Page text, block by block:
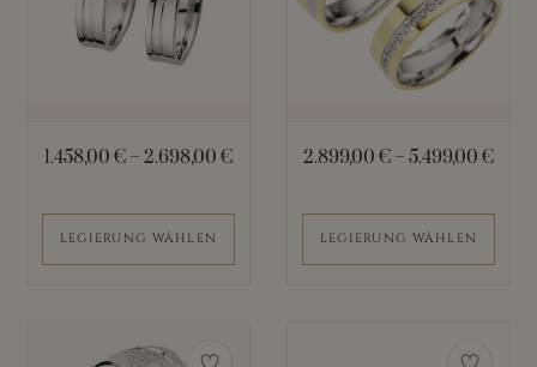
1.458,00 € – 2.698,00 €
LEGIERUNG WÄHLEN
können
Produktseite
gewählt
2.899,00 € – 5.499,00 €
LEGIERUNG WÄHLEN
Varianten
können
Produktseite
gewählt